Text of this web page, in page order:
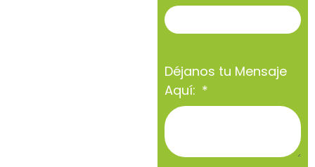
Déjanos tu Mensaje
Aquí: